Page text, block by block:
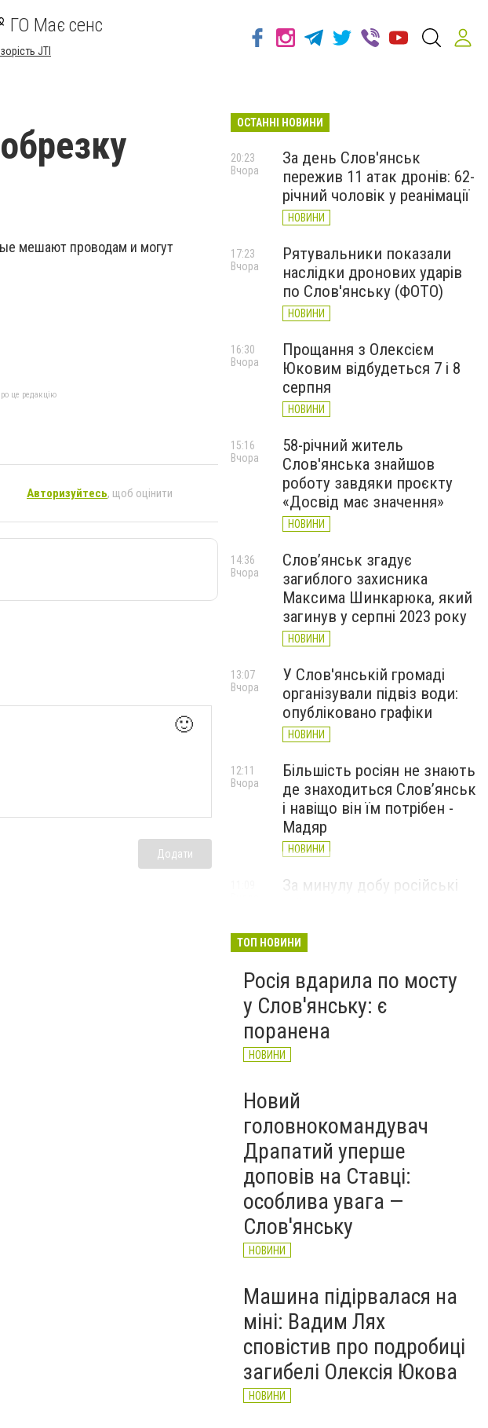
ГО Має сенс
JTI
мешают проводам и могут
це редакцію
Авторизуйтесь, щоб оцінити
🙂
Додати
ОСТАННІ НОВИНИ
За день Слов'янськ
пережив 11 атак дронів: 62-
річний чоловік у реанімації
НОВИНИ
20:23
Вчора
Рятувальники показали
наслідки дронових ударів
по Слов'янську (ФОТО)
НОВИНИ
17:23
Вчора
Прощання з Олексієм
Юковим відбудеться 7 і 8
серпня
НОВИНИ
16:30
Вчора
58-річний житель
Слов'янська знайшов
роботу завдяки проєкту
«Досвід має значення»
НОВИНИ
15:16
Вчора
Слов’янськ згадує
загиблого захисника
Максима Шинкарюка, який
загинув у серпні 2023 року
НОВИНИ
14:36
Вчора
У Слов'янській громаді
організували підвіз води:
опубліковано графіки
НОВИНИ
13:07
Вчора
Більшість росіян не знають
де знаходиться Слов’янськ
і навіщо він їм потрібен -
Мадяр
НОВИНИ
12:11
Вчора
За минулу добу російські
великої війни: 6 серпня
ТОП НОВИНИ
Росія вдарила по мосту
у Слов'янську: є
поранена
НОВИНИ
Новий
головнокомандувач
Драпатий уперше
доповів на Ставці:
особлива увага —
Слов'янську
НОВИНИ
Машина підірвалася на
міні: Вадим Лях
сповістив про подробиці
загибелі Олексія Юкова
НОВИНИ